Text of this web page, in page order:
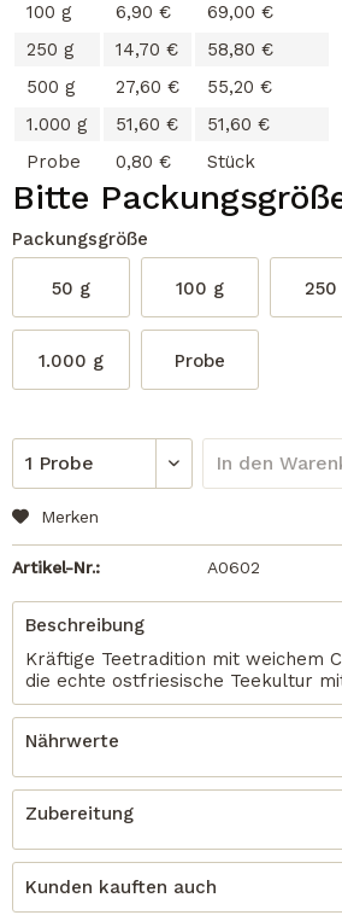
100 g
6,90 €
69,00 €
250 g
14,70 €
58,80 €
500 g
27,60 €
55,20 €
1.000 g
51,60 €
51,60 €
Probe
0,80 € Stück
Bitte
Packungsgröße
50 g 100 g 250
1.000 g Probe
In den
Merken
Artikel-Nr.: A0602
Beschreibung
Kräftige Teetradition mit weichem
die echte ostfriesische Teekultur
Nährwerte
Zubereitung
Kunden kauften auch